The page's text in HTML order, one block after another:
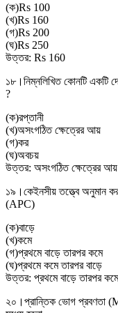
(ক)Rs 100
(খ)Rs 160
(গ)Rs 200
(ঘ)Rs 250
উত্তর: Rs 160
১৮। নিম্নলিখিত কোনটি একটি
?
(ক)রপ্তানী
(খ)অসংগঠিত ক্ষেত্রের আয়
(গ)কর
(ঘ)অবচয়
উত্তর: অসংগঠিত ক্ষেত্রের আয়
১৯। কেইনসীয় তত্ত্বে অনুমান
(APC)
(ক)বাড়ে
(খ)কমে
(গ)প্রথমে বাড়ে তারপর কমে
(ঘ)প্রথমে কমে তারপর বাড়ে
উত্তর: প্রথমে বাড়ে তারপর কমে
২০। প্রান্তিক ভোগ প্রবণতা